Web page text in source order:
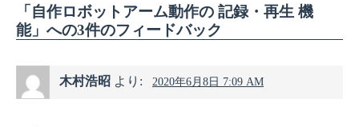
「自作ロボットアーム動作の 記録・再生 機
能」への3件のフィードバック
木村浩昭 より: 2020年6月8日 7:09 AM